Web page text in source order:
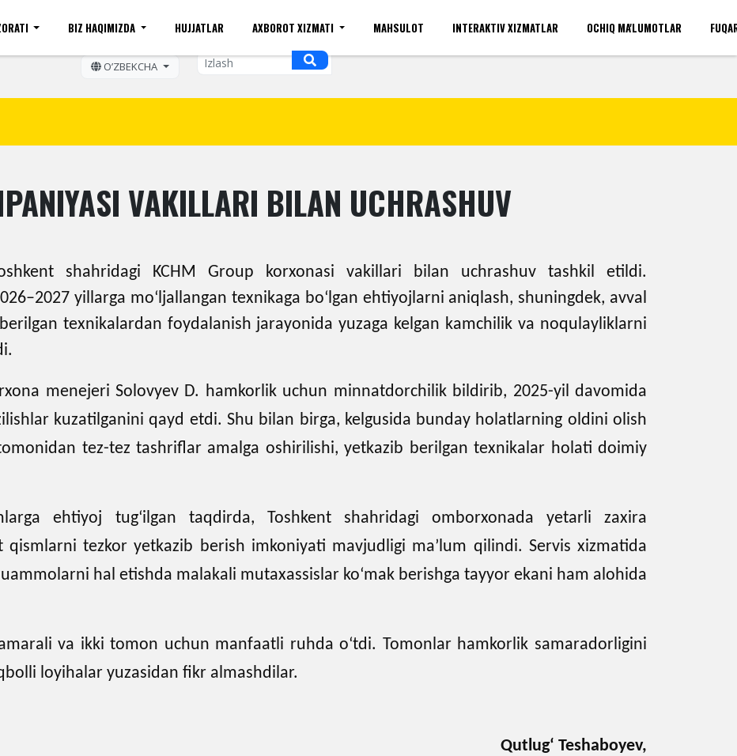
Shrift kattaligi Sayt xaritasi Mobil ko'rinishi Bo'sh ish o'rinlari(umumiy) Kirish
OʼZBEKCHA
BIZ HAQIMIZDA HUJJATLAR AXBOROT XIZMATI MAHSULOT INTERAKTIV XIZMATLAR OCHIQ MA'LUMOTLAR
VAKILLARI BILAN UCHRASHUV
shahridagi KCHM Group korxonasi vakillari bilan uchrashuv tashkil etildi.
yillarga mo‘ljallangan texnikaga bo‘lgan ehtiyojlarni aniqlash, shuningdek, avval
texnikalardan foydalanish jarayonida yuzaga kelgan kamchilik va noqulayliklarni
menejeri Solovyev D. hamkorlik uchun minnatdorchilik bildirib, 2025-yil davomida
kuzatilganini qayd etdi. Shu bilan birga, kelgusida bunday holatlarning oldini olish
tez-tez tashriflar amalga oshirilishi, yetkazib berilgan texnikalar holati doimiy
ehtiyoj tug‘ilgan taqdirda, Toshkent shahridagi omborxonada yetarli zaxira
tezkor yetkazib berish imkoniyati mavjudligi ma’lum qilindi. Servis xizmatida
hal etishda malakali mutaxassislar ko‘mak berishga tayyor ekani ham alohida
va ikki tomon uchun manfaatli ruhda o‘tdi. Tomonlar hamkorlik samaradorligini
loyihalar yuzasidan fikr almashdilar.
Qutlug‘ Teshaboyev,